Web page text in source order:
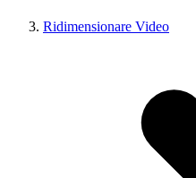
Ridimensionare Video